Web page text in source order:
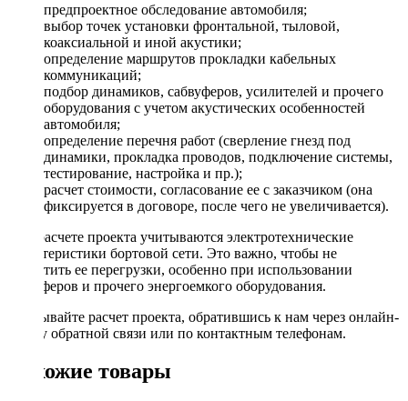
предпроектное обследование автомобиля;
выбор точек установки фронтальной, тыловой,
коаксиальной и иной акустики;
определение маршрутов прокладки кабельных
коммуникаций;
подбор динамиков, сабвуферов, усилителей и прочего
оборудования с учетом акустических особенностей
автомобиля;
определение перечня работ (сверление гнезд под
динамики, прокладка проводов, подключение системы,
тестирование, настройка и пр.);
расчет стоимости, согласование ее с заказчиком (она
фиксируется в договоре, после чего не увеличивается).
При расчете проекта учитываются электротехнические
характеристики бортовой сети. Это важно, чтобы не
допустить ее перегрузки, особенно при использовании
сабвуферов и прочего энергоемкого оборудования.
Заказывайте расчет проекта, обратившись к нам через онлайн-
форму обратной связи или по контактным телефонам.
Похожие товары